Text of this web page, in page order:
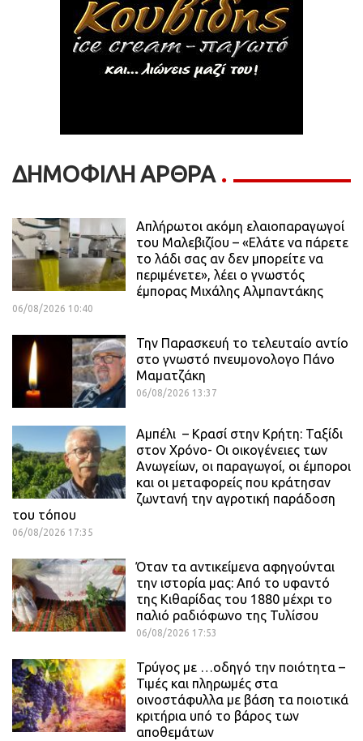
ΔΗΜΟΦΙΛΗ ΑΡΘΡΑ
Απλήρωτοι ακόμη ελαιοπαραγωγοί
του Μαλεβιζίου – «Ελάτε να πάρετε
το λάδι σας αν δεν μπορείτε να
περιμένετε», λέει ο γνωστός
έμπορας Μιχάλης Αλμπαντάκης
06/08/2026 10:40
Την Παρασκευή το τελευταίο αντίο
στο γνωστό πνευμονολογο Πάνο
Μαματζάκη
06/08/2026 13:37
Αμπέλι – Κρασί στην Κρήτη: Ταξίδι
στον Χρόνο- Οι οικογένειες των
Ανωγείων, οι παραγωγοί, οι έμποροι
και οι μεταφορείς που κράτησαν
ζωντανή την αγροτική παράδοση
του τόπου
06/08/2026 17:35
Όταν τα αντικείμενα αφηγούνται
την ιστορία μας: Από το υφαντό
της Κιθαρίδας του 1880 μέχρι το
παλιό ραδιόφωνο της Τυλίσου
06/08/2026 17:53
Τρύγος με …οδηγό την ποιότητα –
Τιμές και πληρωμές στα
οινοστάφυλλα με βάση τα ποιοτικά
κριτήρια υπό το βάρος των
αποθεμάτων